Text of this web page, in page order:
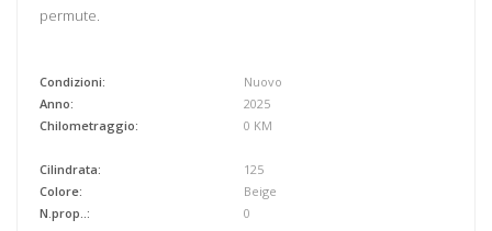
permute.
Condizioni:
Anno:
Chilometraggio:
Nuovo
2025
0 KM
Cilindrata:
Colore:
N.prop..:
125
Beige
0